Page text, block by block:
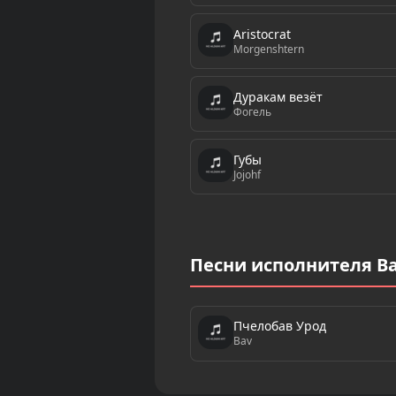
Aristocrat
Morgenshtern
Дуракам везёт
Фогель
Губы
Jojohf
Песни исполнителя
Пчелобав Урод
Bav